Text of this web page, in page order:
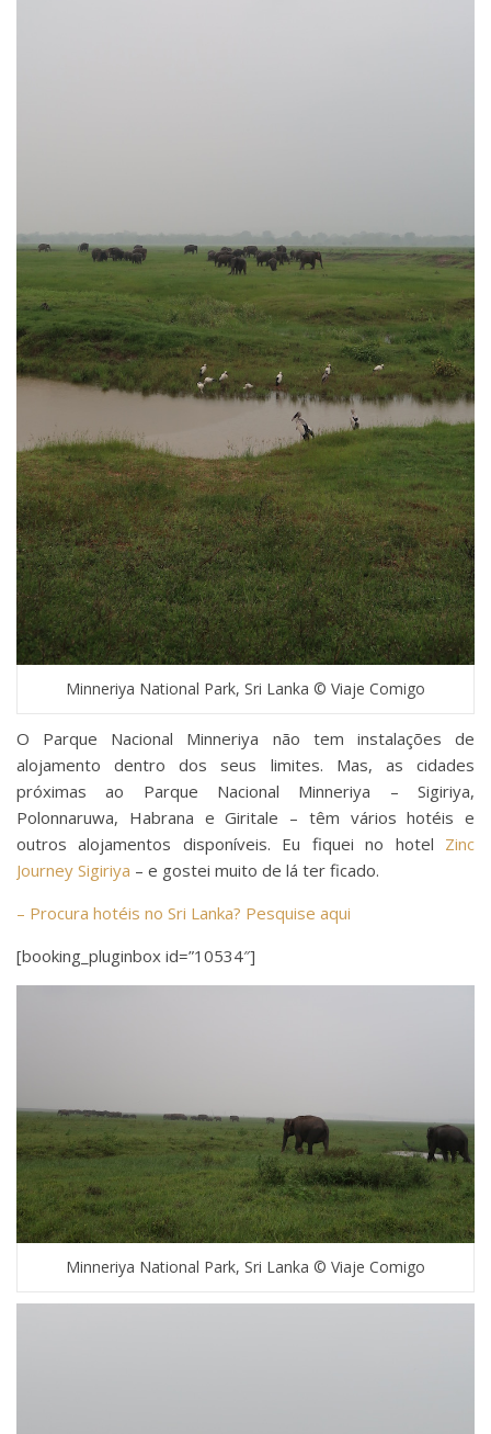
Minneriya National Park, Sri Lanka © Viaje Comigo
O Parque Nacional Minneriya não tem instalações de
alojamento dentro dos seus limites. Mas, as cidades
próximas ao Parque Nacional Minneriya – Sigiriya,
Polonnaruwa, Habrana e Giritale – têm vários hotéis e
outros alojamentos disponíveis. Eu fiquei no hotel Zinc
Journey Sigiriya – e gostei muito de lá ter ficado.
– Procura hotéis no Sri Lanka? Pesquise aqui
[booking_pluginbox id=”10534″]
Minneriya National Park, Sri Lanka © Viaje Comigo